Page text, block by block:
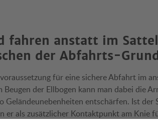
fahren anstatt im
der Abfahrts-
für eine sichere Abfahrt im
Beugen der Ellbogen kann man dabei die
Geländeunebenheiten entschärfen. Ist
er als zusätzlicher Kontaktpunkt am Knie